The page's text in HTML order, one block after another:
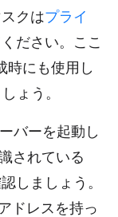
クはプライ
ださい。ここ
時にも使用し
ょう。
バーを起動し
されている
しましょう。
ドレスを持っ